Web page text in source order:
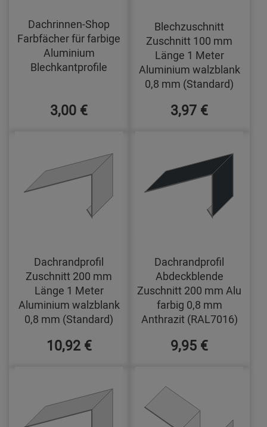
Dachrinnen-Shop
Farbfächer für farbige
Aluminium
Blechkantprofile
3,00 €
Blechzuschnitt
Zuschnitt 100 mm
Länge 1 Meter
Aluminium walzblank
0,8 mm (Standard)
3,97 €
Dachrandprofil
Zuschnitt 200 mm
Länge 1 Meter
Aluminium walzblank
0,8 mm (Standard)
10,92 €
Dachrandprofil
Abdeckblende
Zuschnitt 200 mm Alu
farbig 0,8 mm
Anthrazit (RAL7016)
9,95 €